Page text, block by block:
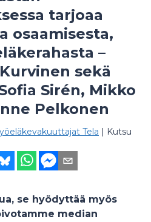
tarjoaa
osaamisesta,
–
sekä
Sirén, Mikko
Pelkonen
Tela | Kutsu
se hyödyttää myös
median